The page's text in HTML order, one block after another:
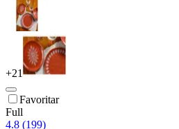
+21
Favoritar
Full
4.8 (199)